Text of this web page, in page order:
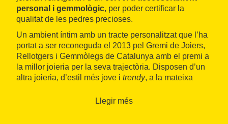
personal i gemmològic, per poder certificar la
qualitat de les pedres precioses.
Un ambient íntim amb un tracte personalitzat que l’ha
portat a ser reconeguda el 2013 pel Gremi de Joiers,
Rellotgers i Gemmòlegs de Catalunya amb el premi a
la millor joieria per la seva trajectòria. Disposen d’un
altra joieria, d’estil més jove i trendy, a la mateixa
Llegir més